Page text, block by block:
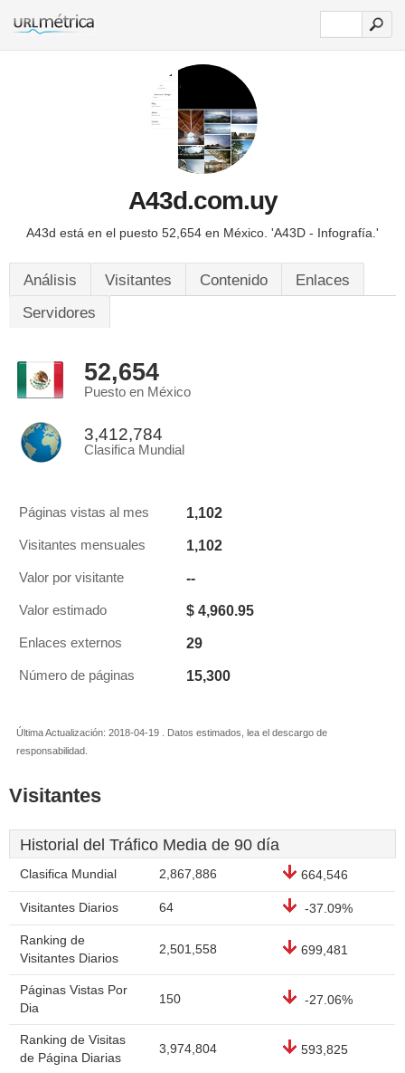
A43d.com.uy
A43d está en el puesto 52,654 en México. 'A43D - Infografía.'
Análisis Visitantes Contenido
Enlaces
Servidores
52,654
Puesto en México
3,412,784
Clasifica Mundial
Páginas vistas al mes 1,102
Visitantes mensuales 1,102
Valor por visitante --
Valor estimado $ 4,960.95
Enlaces externos 29
Número de páginas 15,300
Última Actualización: 2018-04-19 . Datos estimados, lea el descargo de
responsabilidad.
Visitantes
Historial del Tráfico Media de 90 día
Clasifica Mundial 2,867,886 664,546
Visitantes Diarios 64 -37.09%
Ranking de
Visitantes Diarios
2,501,558 699,481
Páginas Vistas Por
Dia
150 -27.06%
Ranking de Visitas
de Página Diarias
3,974,804 593,825